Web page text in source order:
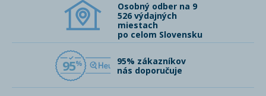
Osobný odber na 9
526 výdajných
miestach
po celom Slovensku
95
95% zákazníkov
nás doporučuje